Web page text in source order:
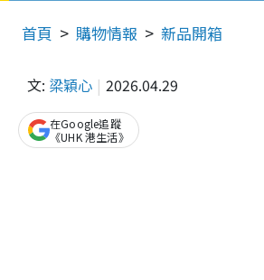
首頁 購物情報 新品開箱
文: 梁穎心 2026.04.29
在Google追蹤
《UHK 港生活》